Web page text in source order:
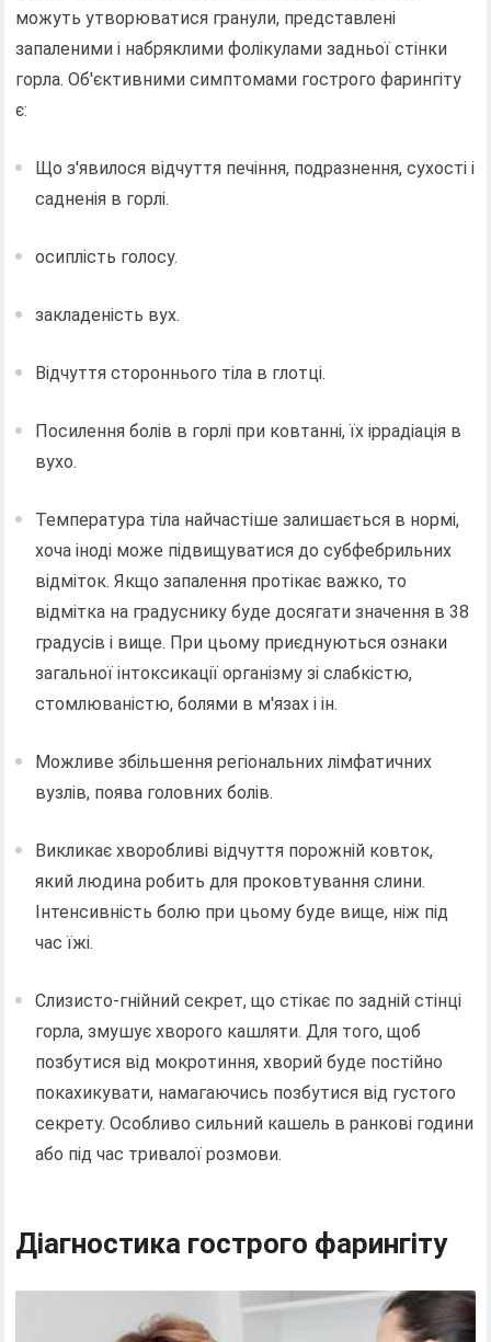
можуть утворюватися гранули, представлені
запаленими і набряклими фолікулами задньої стінки
горла. Об'єктивними симптомами гострого фарингіту
є:
Що з'явилося відчуття печіння, подразнення, сухості і
садненія в горлі.
осиплість голосу.
закладеність вух.
Відчуття стороннього тіла в глотці.
Посилення болів в горлі при ковтанні, їх іррадіація в
вухо.
Температура тіла найчастіше залишається в нормі,
хоча іноді може підвищуватися до субфебрильних
відміток. Якщо запалення протікає важко, то
відмітка на градуснику буде досягати значення в 38
градусів і вище. При цьому приєднуються ознаки
загальної інтоксикації організму зі слабкістю,
стомлюваністю, болями в м'язах і ін.
Можливе збільшення регіональних лімфатичних
вузлів, поява головних болів.
Викликає хворобливі відчуття порожній ковток,
який людина робить для проковтування слини.
Інтенсивність болю при цьому буде вище, ніж під
час їжі.
Слизисто-гнійний секрет, що стікає по задній стінці
горла, змушує хворого кашляти. Для того, щоб
позбутися від мокротиння, хворий буде постійно
покахикувати, намагаючись позбутися від густого
секрету. Особливо сильний кашель в ранкові години
або під час тривалої розмови.
Діагностика гострого фарингіту